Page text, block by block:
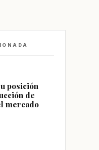
posición
de
mercado